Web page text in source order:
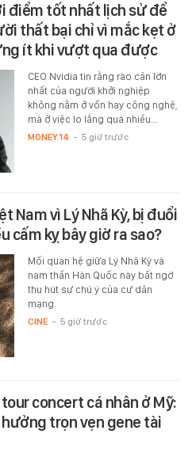
điểm tốt nhất lịch sử để
thất bại chỉ vì mắc kẹt ở
ít khi vượt qua được
CEO Nvidia tin rằng rào cản lớn
nhất của người khởi nghiệp
không nằm ở vốn hay công nghệ,
mà ở việc lo lắng quá nhiều…
MONEY.14 - 5 giờ trước
Nam vì Lý Nhã Kỳ, bị đuổi
cấm kỵ bây giờ ra sao?
Mối quan hệ giữa Lý Nhã Kỳ và
nam thần Hàn Quốc này bất ngờ
thu hút sự chú ý của cư dân
mạng.
CINE - 5 giờ trước
concert cá nhân ở Mỹ:
trọn vẹn gene tài